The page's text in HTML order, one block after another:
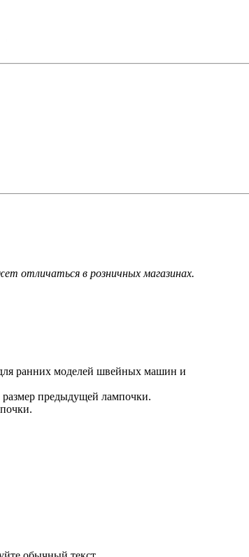
отличаться в розничных магазинах.
ранних моделей швейных машин и
размер предыдущей лампочки.